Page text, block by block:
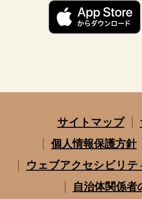
サイトマップ
個人情報保護方針
ウェブアクセシビリテ
自治体関係者